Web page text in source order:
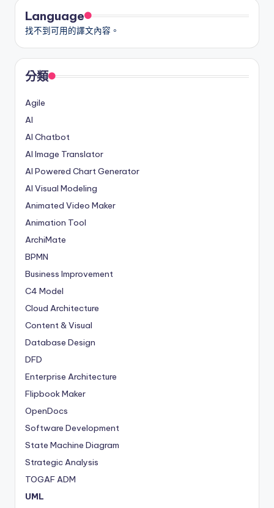
Language
找不到可用的譯文內容。
分類
Agile
AI
AI Chatbot
AI Image Translator
AI Powered Chart Generator
AI Visual Modeling
Animated Video Maker
Animation Tool
ArchiMate
BPMN
Business Improvement
C4 Model
Cloud Architecture
Content & Visual
Database Design
DFD
Enterprise Architecture
Flipbook Maker
OpenDocs
Software Development
State Machine Diagram
Strategic Analysis
TOGAF ADM
UML